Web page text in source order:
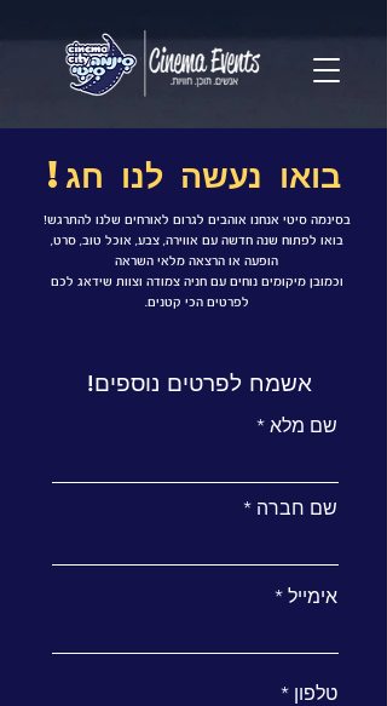
בואו נעשה לנו חג!
בסינמה סיטי אנחנו אוהבים לגרום לאורחים שלנו להתרגש!
בואו לפתוח שנה חדשה עם אווירה, צבע, אוכל טוב, סרט,
הופעה או הרצאה מלאי השראה
וכמובן מיקומים נוחים עם חניה צמודה וצוות שידאג לכם
לפרטים הכי קטנים.
אשמח לפרטים נוספים!
שם מלא
שם חברה
אימייל
טלפון